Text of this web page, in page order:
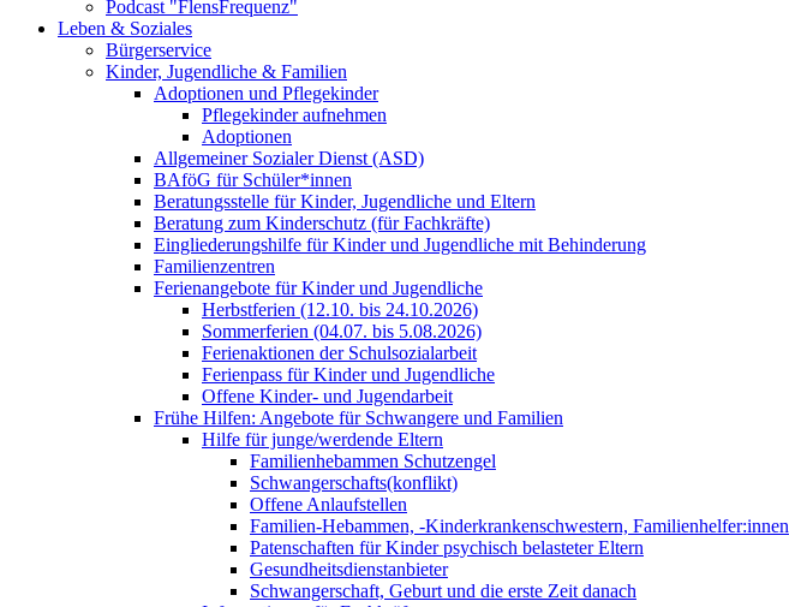
Podcast "FlensFrequenz"
Leben & Soziales
Bürgerservice
Kinder, Jugendliche & Familien
Adoptionen und Pflegekinder
Pflegekinder aufnehmen
Adoptionen
Allgemeiner Sozialer Dienst (ASD)
BAföG für Schüler*innen
Beratungsstelle für Kinder, Jugendliche und Eltern
Beratung zum Kinderschutz (für Fachkräfte)
Eingliederungshilfe für Kinder und Jugendliche mit Behinderung
Familienzentren
Ferienangebote für Kinder und Jugendliche
Herbstferien (12.10. bis 24.10.2026)
Sommerferien (04.07. bis 5.08.2026)
Ferienaktionen der Schulsozialarbeit
Ferienpass für Kinder und Jugendliche
Offene Kinder- und Jugendarbeit
Frühe Hilfen: Angebote für Schwangere und Familien
Hilfe für junge/werdende Eltern
Familienhebammen Schutzengel
Schwangerschafts(konflikt)
Offene Anlaufstellen
Familien-Hebammen, -Kinderkrankenschwestern, Familienhelfer:innen
Patenschaften für Kinder psychisch belasteter Eltern
Gesundheitsdienstanbieter
Schwangerschaft, Geburt und die erste Zeit danach